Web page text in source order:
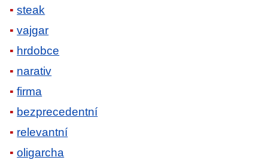
steak
vajgar
hrdobce
narativ
firma
bezprecedentní
relevantní
oligarcha